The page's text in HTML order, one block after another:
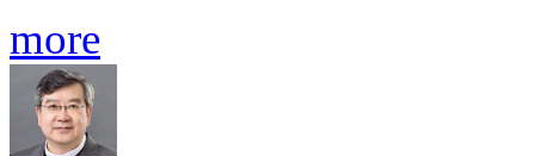
무
료
어
more